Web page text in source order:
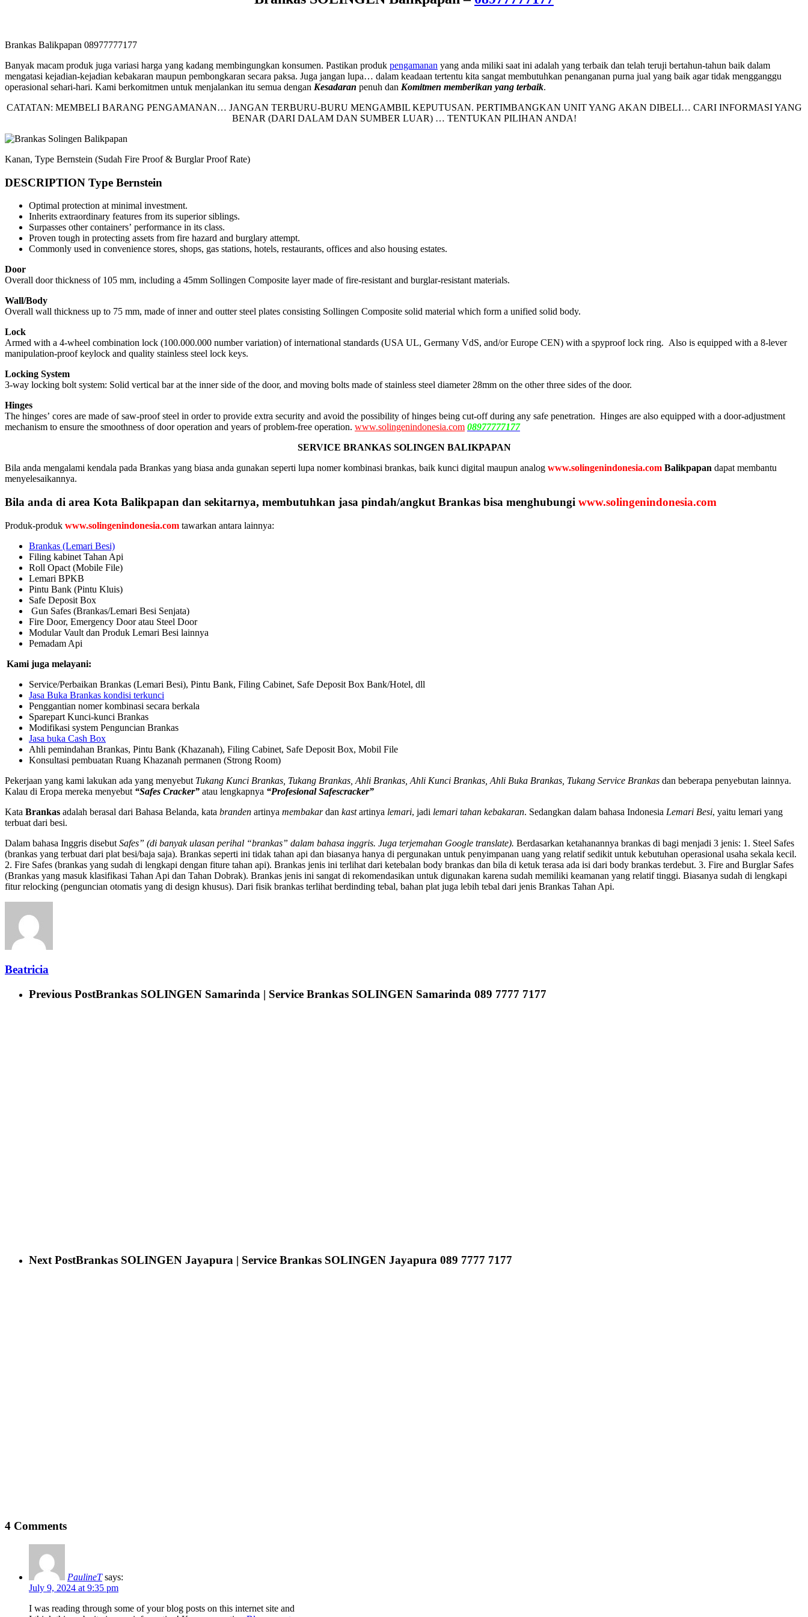
Brankas Balikpapan 08977777177
Banyak macam produk juga variasi harga yang kadang membingungkan konsumen. Pastikan produk pengamanan yang anda miliki saat ini adalah yang terbaik dan telah teruji bertahun-tahun baik dalam
mengatasi kejadian-kejadian kebakaran maupun pembongkaran secara paksa. Juga jangan lupa… dalam keadaan tertentu kita sangat membutuhkan penanganan purna jual yang baik agar tidak mengganggu
operasional sehari-hari. Kami berkomitmen untuk menjalankan itu semua dengan Kesadaran penuh dan Komitmen memberikan yang terbaik.
CATATAN: MEMBELI BARANG PENGAMANAN… JANGAN TERBURU-BURU MENGAMBIL KEPUTUSAN. PERTIMBANGKAN UNIT YANG AKAN DIBELI… CARI INFORMASI YANG
BENAR (DARI DALAM DAN SUMBER LUAR) … TENTUKAN PILIHAN ANDA!
Kanan, Type Bernstein (Sudah Fire Proof & Burglar Proof Rate)
DESCRIPTION Type Bernstein
Optimal protection at minimal investment.
Inherits extraordinary features from its superior siblings.
Surpasses other containers’ performance in its class.
Proven tough in protecting assets from fire hazard and burglary attempt.
Commonly used in convenience stores, shops, gas stations, hotels, restaurants, offices and also housing estates.
Door
Overall door thickness of 105 mm, including a 45mm Sollingen Composite layer made of fire-resistant and burglar-resistant materials.
Wall/Body
Overall wall thickness up to 75 mm, made of inner and outter steel plates consisting Sollingen Composite solid material which form a unified solid body.
Lock
Armed with a 4-wheel combination lock (100.000.000 number variation) of international standards (USA UL, Germany VdS, and/or Europe CEN) with a spyproof lock ring. Also is equipped with a 8-lever
manipulation-proof keylock and quality stainless steel lock keys.
Locking System
3-way locking bolt system: Solid vertical bar at the inner side of the door, and moving bolts made of stainless steel diameter 28mm on the other three sides of the door.
Hinges
The hinges’ cores are made of saw-proof steel in order to provide extra security and avoid the possibility of hinges being cut-off during any safe penetration. Hinges are also equipped with a door-adjustment
mechanism to ensure the smoothness of door operation and years of problem-free operation. www.solingenindonesia.com 08977777177
SERVICE BRANKAS SOLINGEN BALIKPAPAN
Bila anda mengalami kendala pada Brankas yang biasa anda gunakan seperti lupa nomer kombinasi brankas, baik kunci digital maupun analog www.solingenindonesia.com Balikpapan dapat membantu
menyelesaikannya.
Bila anda di area Kota Balikpapan dan sekitarnya, membutuhkan jasa pindah/angkut Brankas bisa menghubungi www.solingenindonesia.com
Produk-produk www.solingenindonesia.com tawarkan antara lainnya:
Brankas (Lemari Besi)
Filing kabinet Tahan Api
Roll Opact (Mobile File)
Lemari BPKB
Pintu Bank (Pintu Kluis)
Safe Deposit Box
Gun Safes (Brankas/Lemari Besi Senjata)
Fire Door, Emergency Door atau Steel Door
Modular Vault dan Produk Lemari Besi lainnya
Pemadam Api
Kami juga melayani:
Service/Perbaikan Brankas (Lemari Besi), Pintu Bank, Filing Cabinet, Safe Deposit Box Bank/Hotel, dll
Jasa Buka Brankas kondisi terkunci
Penggantian nomer kombinasi secara berkala
Sparepart Kunci-kunci Brankas
Modifikasi system Penguncian Brankas
Jasa buka Cash Box
Ahli pemindahan Brankas, Pintu Bank (Khazanah), Filing Cabinet, Safe Deposit Box, Mobil File
Konsultasi pembuatan Ruang Khazanah permanen (Strong Room)
Pekerjaan yang kami lakukan ada yang menyebut Tukang Kunci Brankas, Tukang Brankas, Ahli Brankas, Ahli Kunci Brankas, Ahli Buka Brankas, Tukang Service Brankas dan beberapa penyebutan lainnya.
Kalau di Eropa mereka menyebut “Safes Cracker” atau lengkapnya “Profesional Safescracker”
Kata Brankas adalah berasal dari Bahasa Belanda, kata branden artinya membakardan kastartinya lemari, jadi lemari tahan kebakaran. Sedangkan dalam bahasa Indonesia Lemari Besi, yaitu lemari yang
terbuat dari besi.
Dalam bahasa Inggris disebut Safes” (di banyak ulasan perihal “brankas” dalam bahasa inggris. Juga terjemahan Google translate). Berdasarkan ketahanannya brankas di bagi menjadi 3 jenis: 1. Steel Safes
(brankas yang terbuat dari plat besi/baja saja). Brankas seperti ini tidak tahan api dan biasanya hanya di pergunakan untuk penyimpanan uang yang relatif sedikit untuk kebutuhan operasional usaha sekala kecil.
2. Fire Safes (brankas yang sudah di lengkapi dengan fiture tahan api). Brankas jenis ini terlihat dari ketebalan body brankas dan bila di ketuk terasa ada isi dari body brankas terdebut. 3. Fire and Burglar Safes
(Brankas yang masuk klasifikasi Tahan Api dan Tahan Dobrak). Brankas jenis ini sangat di rekomendasikan untuk digunakan karena sudah memiliki keamanan yang relatif tinggi. Biasanya sudah di lengkapi
fitur relocking (penguncian otomatis yang di design khusus). Dari fisik brankas terlihat berdinding tebal, bahan plat juga lebih tebal dari jenis Brankas Tahan Api.
Beatricia
Previous PostBrankas SOLINGEN Samarinda | Service Brankas SOLINGEN Samarinda 089 7777 7177
Next PostBrankas SOLINGEN Jayapura | Service Brankas SOLINGEN Jayapura 089 7777 7177
4 Comments
PaulineT says:
July 9, 2024 at 9:35 pm
I was reading through some of your blog posts on this internet site and